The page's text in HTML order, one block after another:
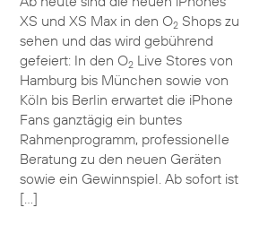
XS und XS Max in den O2Shops zu
sehen und das wird gebührend
gefeiert: In den O2Live Stores von
Hamburg bis München sowie von
Köln bis Berlin erwartet die iPhone
Fans ganztägig ein buntes
Rahmenprogramm, professionelle
Beratung zu den neuen Geräten
sowie ein Gewinnspiel. Ab sofort ist
[…]